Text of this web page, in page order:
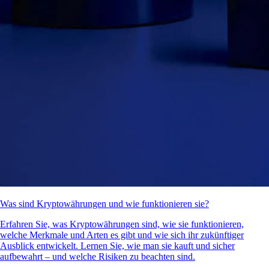
Was sind Kryptowährungen und wie funktionieren sie?
Erfahren Sie, was Kryptowährungen sind, wie sie funktionieren,
welche Merkmale und Arten es gibt und wie sich ihr zukünftiger
Ausblick entwickelt. Lernen Sie, wie man sie kauft und sicher
aufbewahrt – und welche Risiken zu beachten sind.